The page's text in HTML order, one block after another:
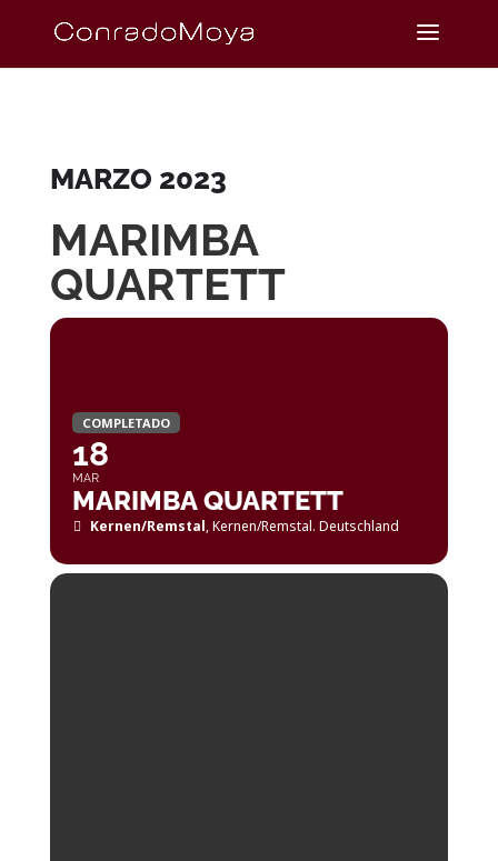
MARZO 2023
MARIMBA
QUARTETT
COMPLETADO
18
MAR
MARIMBA QUARTETT
Kernen/Remstal, Kernen/Remstal. Deutschland